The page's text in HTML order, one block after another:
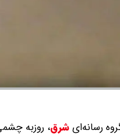
رسانه‌ایشرق، روزبه